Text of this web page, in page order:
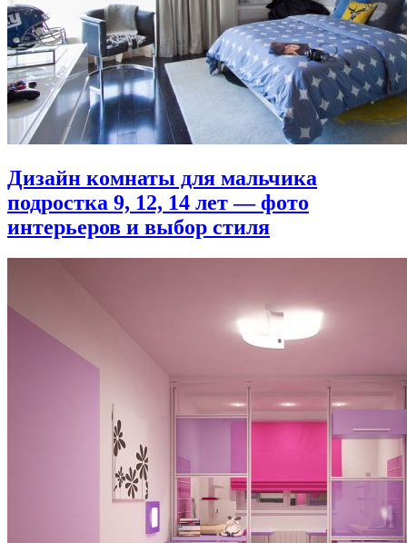
Дизайн комнаты для мальчика
подростка 9, 12, 14 лет — фото
интерьеров и выбор стиля